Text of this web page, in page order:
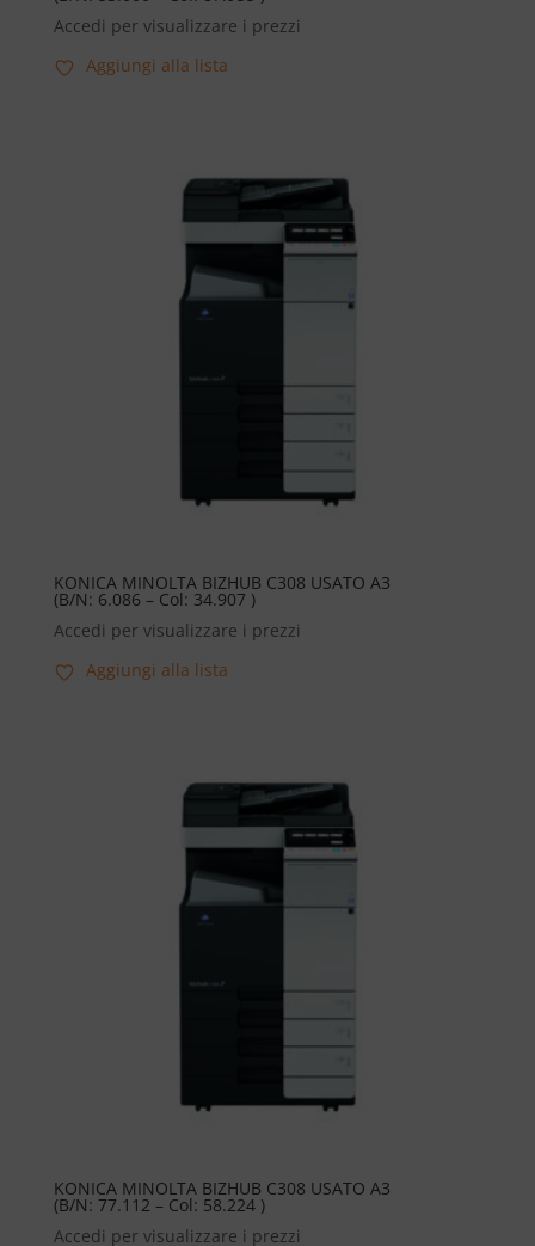
Accedi per visualizzare i prezzi
Aggiungi alla lista
KONICA MINOLTA BIZHUB C308 USATO A3
(B/N: 6.086 – Col: 34.907 )
Accedi per visualizzare i prezzi
Aggiungi alla lista
KONICA MINOLTA BIZHUB C308 USATO A3
(B/N: 77.112 – Col: 58.224 )
Accedi per visualizzare i prezzi